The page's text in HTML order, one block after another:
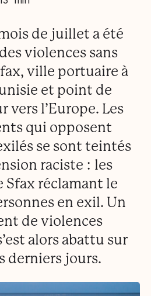
de juillet a été
violences sans
ville portuaire à
et point de
vers l’Europe. Les
qui opposent
se sont teintés
raciste : les
Sfax réclamant le
en exil. Un
de violences
alors abattu sur
derniers jours.